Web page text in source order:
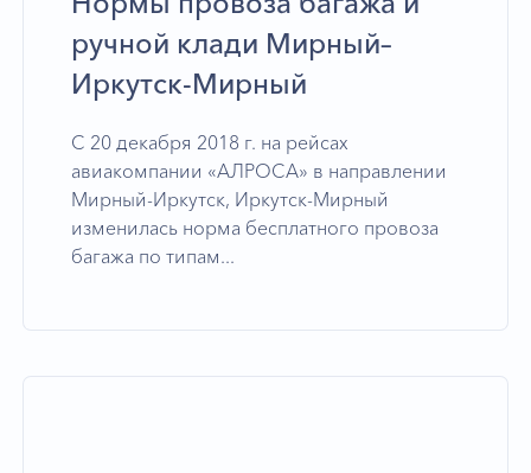
ручной клади Мирный–
Иркутск-Мирный
С 20 декабря 2018 г. на рейсах
авиакомпании «АЛРОСА» в направлении
Мирный-Иркутск, Иркутск-Мирный
изменилась норма бесплатного провоза
багажа по типам...